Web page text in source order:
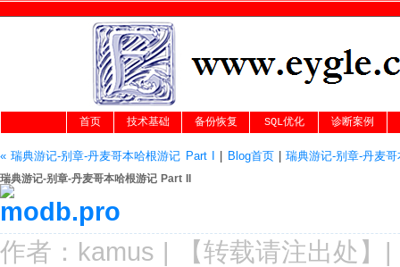
首页 技术基础 备份恢复 SQL优化 诊断案例
« 瑞典游记-别章-丹麦哥本哈根游记 Part I Blog首页|瑞典游记-别章-丹麦
瑞典游记-别章-丹麦哥本哈根游记 Part II
作者：kamus | 【转载请注出处 】|